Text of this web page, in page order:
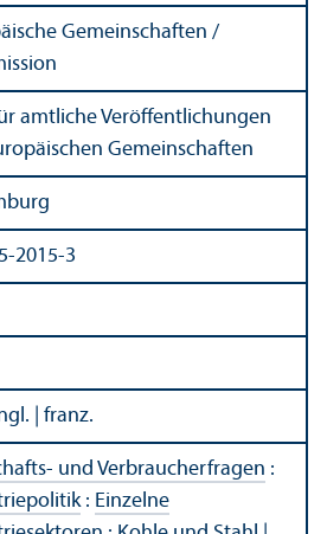
Gemeinschaften /
amtliche Veröffentlichungen
Gemeinschaften
2015-3
| franz.
und Verbraucherfragen :
: Einzelne